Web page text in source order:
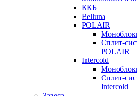
ККБ
Belluna
POLAIR
Сплит-
POLAIR
Intercold
Сплит-
Intercold